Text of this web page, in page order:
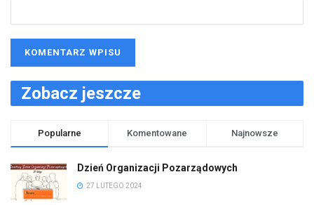
Zobacz jeszcze
Popularne Komentowane Najnowsze
Dzień Organizacji Pozarządowych
27 LUTEGO 2024